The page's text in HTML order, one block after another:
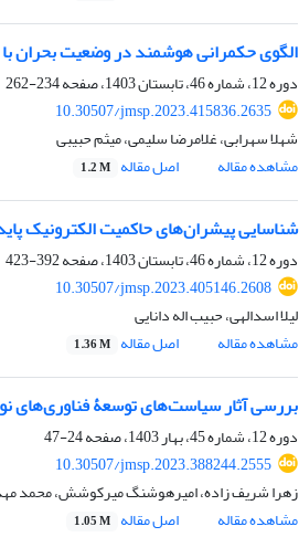
الگوی حکمرانی هوشمند در وضعیت بحران
دوره 12، شماره 46، تابستان 1403، صفحه
234-262
10.30507/jmsp.2023.415836.2635
شهلا سهرابی، غلامرضا سلیمی، میثم حبیبی
مشاهده مقاله
اصل مقاله 1.2 M
شناسایی پیشران‌های حاکمیت الکترونیک
دوره 12، شماره 46، تابستان 1403، صفحه
392-423
10.30507/jmsp.2023.405146.2608
لیلا اسدالهی، حبیب اله دانایی
مشاهده مقاله
اصل مقاله 1.36 M
بررسی آثار سیاست‌‌های توسعۀ‌‌
دوره 12، شماره 45، بهار 1403، صفحه
24-47
10.30507/jmsp.2023.388244.2555
زهرا شریف زاده، امیرهوشنگ میرکوشش، محمد
مشاهده مقاله
اصل مقاله 1.05 M